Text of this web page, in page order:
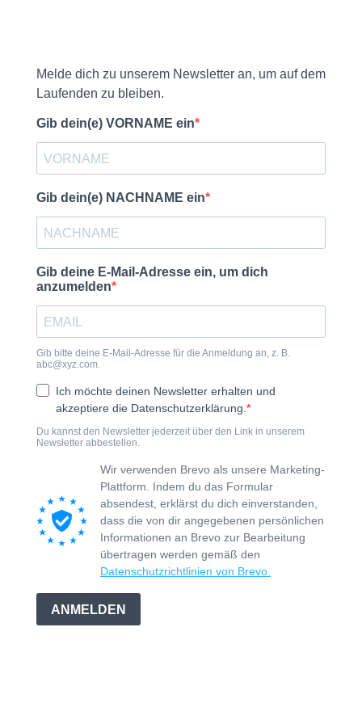
Melde dich zu unserem Newsletter an, um auf dem
Laufenden zu bleiben.
Gib dein(e) VORNAME ein
Gib dein(e) NACHNAME ein
Gib deine E-Mail-Adresse ein, um dich
anzumelden
Gib bitte deine E-Mail-Adresse für die Anmeldung an, z. B.
abc@xyz.com.
Ich möchte deinen Newsletter erhalten und
akzeptiere die Datenschutzerklärung.
Du kannst den Newsletter jederzeit über den Link in unserem
Newsletter abbestellen.
Wir verwenden Brevo als unsere Marketing-
Plattform. Indem du das Formular
absendest, erklärst du dich einverstanden,
dass die von dir angegebenen persönlichen
Informationen an Brevo zur Bearbeitung
übertragen werden gemäß den
Datenschutzrichtlinien von Brevo.
ANMELDEN